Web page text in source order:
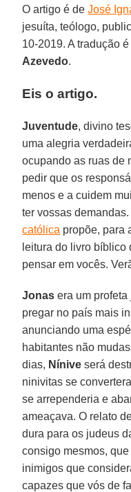
O artigo é deJosé
jesuíta, teólogo,
10-2019. A tradução
Azevedo.
Eis o artigo.
Juventude, divino
uma alegria
ocupando as ruas de
pedir que os
menos e a cuidem
ter vossas
católica propõe, para
leitura do livro bíblico
pensar em vocês.
Jonas era um
pregar no país mais
anunciando uma
habitantes não
dias, Nínive será
ninivitas se
se arrependeria e
ameaçava. O relato
dura para os judeus
consigo mesmos,
inimigos que
capazes que vós de